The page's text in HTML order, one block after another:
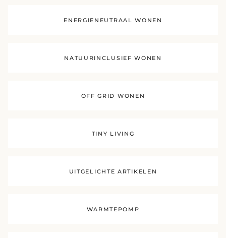
ENERGIENEUTRAAL WONEN
NATUURINCLUSIEF WONEN
OFF GRID WONEN
TINY LIVING
UITGELICHTE ARTIKELEN
WARMTEPOMP